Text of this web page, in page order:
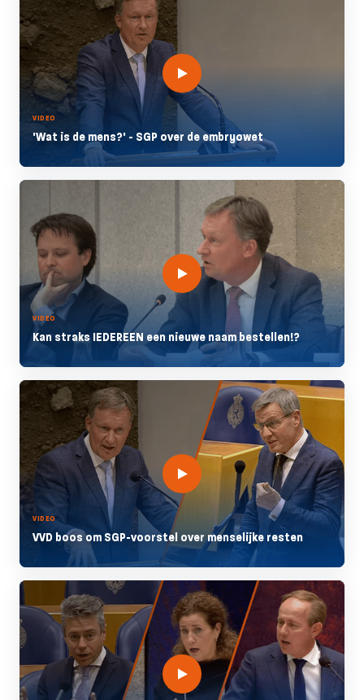
VIDEO
'Wat is de mens?' - SGP over de embryowet
VIDEO
Kan straks IEDEREEN een nieuwe naam bestellen!?
VIDEO
VVD boos om SGP-voorstel over menselijke resten